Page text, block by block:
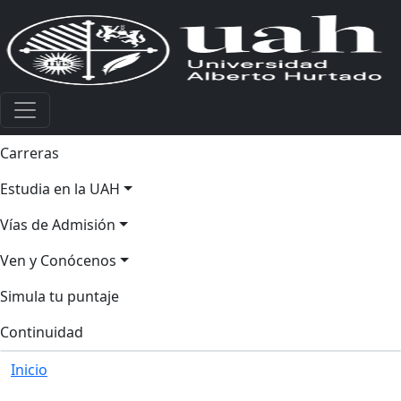
Carreras
Estudia en la UAH
Vías de Admisión
Ven y Conócenos
Simula tu puntaje
Continuidad
Inicio